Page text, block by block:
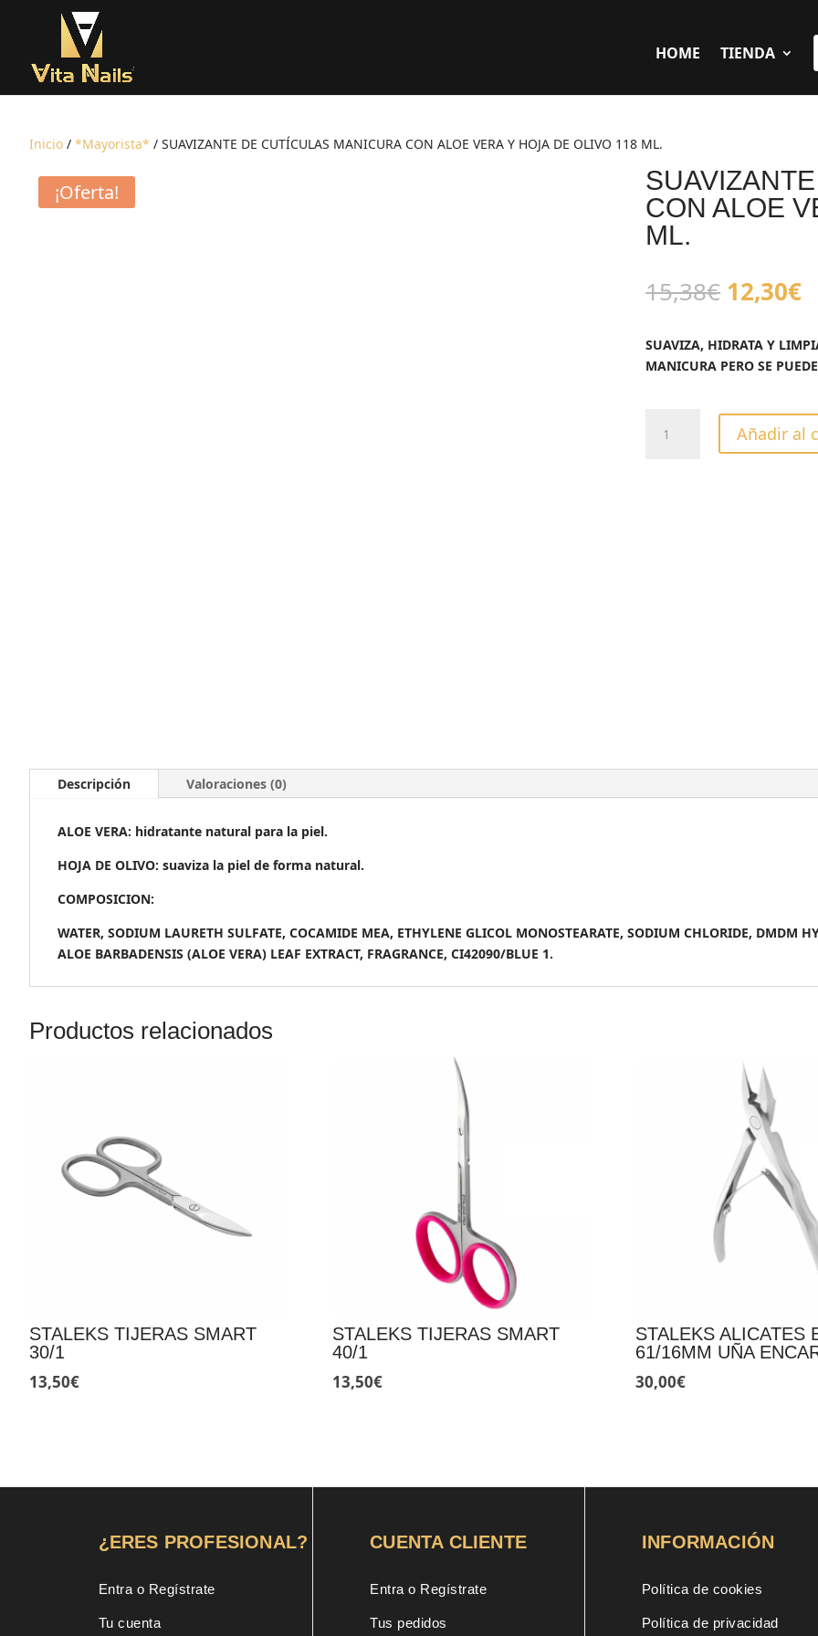
HOME TIENDA
Inicio / *Mayorista* / SUAVIZANTE DE CUTÍCULAS MANICURA CON ALOE VERA Y HOJA DE OLIVO 118 ML.
¡Oferta!
CON ALOE
ML.
15,38€ El
precio
original
era:
15,38€.
12,30€El
SUAVIZA, HIDRATA Y
MANICURA PERO SE
SUAVIZANTE
Añadir al
Descripción Valoraciones (0)
ALOE VERA: hidratante natural para la piel.
HOJA DE OLIVO: suaviza la piel de forma natural.
COMPOSICION:
WATER, SODIUM LAURETH SULFATE, COCAMIDE MEA, ETHYLENE GLICOL MONOSTEARATE, SODIUM CHLORIDE, DMDM
ALOE BARBADENSIS (ALOE VERA) LEAF EXTRACT, FRAGRANCE, CI42090/BLUE 1.
Productos relacionados
STALEKS TIJERAS SMART
30/1
13,50€
STALEKS TIJERAS SMART
40/1
13,50€
STALEKS ALICATES
61/16MM UÑA
30,00€
¿ERES PROFESIONAL?
Entra o Regístrate
Tu cuenta
CUENTA CLIENTE
Entra o Regístrate
Tus pedidos
INFORMACIÓN
Política de cookies
Política de privacidad